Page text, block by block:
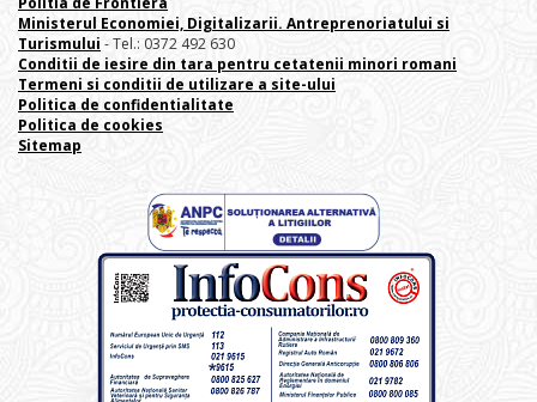
Ministerul Economiei, Digitalizarii. Antreprenoriatului si
Turismului - Tel.: 0372 492 630
Conditii de iesire din tara pentru cetatenii minori romani
Termeni si conditii de utilizare a site-ului
Politica de confidentialitate
Politica de cookies
Sitemap